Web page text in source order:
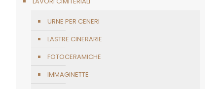
URNE PER CENERI
LASTRE CINERARIE
FOTOCERAMICHE
IMMAGINETTE